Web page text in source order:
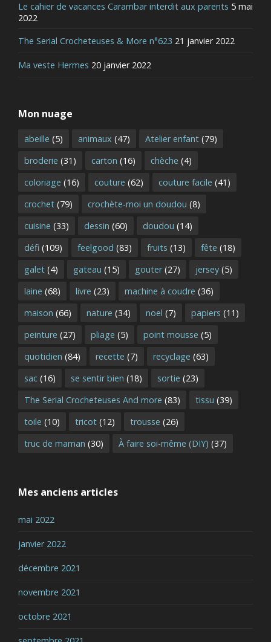
Le cahier de vacances Carambar interdit aux parents 5 mai
2022
The Serial Crocheteuses & More n°623 21 janvier 2022
Ma veste Hermes 20 janvier 2022
Mon nuage
abeille (5) animaux (47) Atelier enfant (79)
broderie (31) carton (16) chèche (4)
coloriage (16) couture (62) couture facile (41)
crochet (79) crochète-moi un doudou (8)
cuisine (33) dessin (60) doudou (14)
défi (109) feelgood (83) fruits (13) fête (18)
galet (4) gateau (15) gouter(27) jersey (5)
laine (68) livre (23) machine à coudre (36)
maison (66) nature (34) noel (7) papiers (11)
peinture (27) pliage (5) point mousse (5)
quotidien (84) recette (7) recyclage (63)
sac (16) se sentir bien (18) sortie (23)
The Serial Crocheteuses And more (83) tissu (39)
toile (10) tricot (12) trousse (26)
truc de maman (30) À faire soi-même (DIY) (37)
Mes anciens articles
mai 2022
janvier 2022
décembre 2021
novembre 2021
octobre 2021